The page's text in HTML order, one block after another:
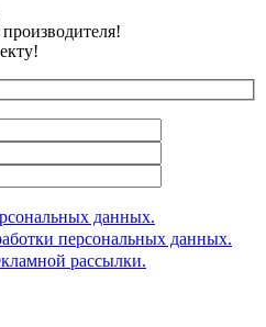
данных.
персональных данных.
рассылки.